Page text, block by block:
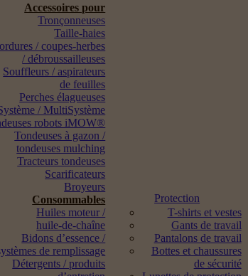
Accessoires pour
Tronçonneuses
Taille-haies
/ coupes-herbes
/ débroussailleuses
Souffleurs / aspirateurs
de feuilles
Perches élagueuses
/ MultiSystème
robots iMOW®
Tondeuses à gazon /
tondeuses mulching
Tracteurs tondeuses
Scarificateurs
Broyeurs
Consommables
Huiles moteur /
huile-de-chaîne
Bidons d’essence /
de remplissage
Détergents / produits
Protection
T-shirts et vestes
Gants de travail
Pantalons de travail
Bottes et chaussures
de sécurité